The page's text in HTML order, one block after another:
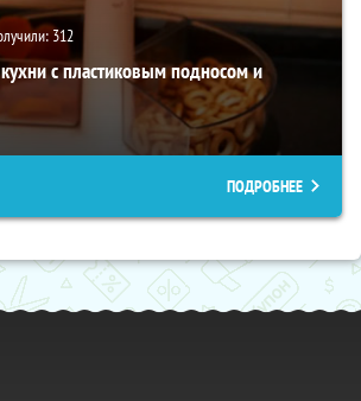
312
с пластиковым подносом и
ПОДРОБНЕЕ